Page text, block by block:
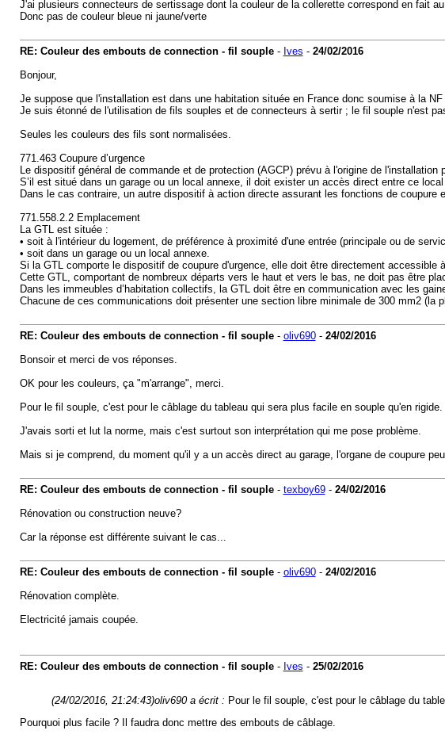
J'ai plusieurs connecteurs de sertissage dont la couleur de la collerette correspond en fait
Donc pas de couleur bleue ni jaune/verte
RE: Couleur des embouts de connection - fil souple- Ives - 24/02/2016
Bonjour,
Je suppose que l'installation est dans une habitation située en France donc soumise à la NF
Je suis étonné de l'utilisation de fils souples et de connecteurs à sertir ; le fil souple n'est
Seules les couleurs des fils sont normalisées.
771.463 Coupure d’urgence
Le dispositif général de commande et de protection (AGCP) prévu à l'origine de
S’il est situé dans un garage ou un local annexe, il doit exister un accès direct entre ce
Dans le cas contraire, un autre dispositif à action directe assurant les fonctions de
771.558.2.2 Emplacement
La GTL est située :
• soit à l'intérieur du logement, de préférence à proximité d'une entrée (principale ou de
• soit dans un garage ou un local annexe.
Si la GTL comporte le dispositif de coupure d'urgence, elle doit être directement accessible
Cette GTL, comportant de nombreux départs vers le haut et vers le bas, ne doit pas être
Dans les immeubles d’habitation collectifs, la GTL doit être en communication avec les
Chacune de ces communications doit présenter une section libre minimale de 300 mm2 (la
RE: Couleur des embouts de connection - fil souple- oliv690- 24/02/2016
Bonsoir et merci de vos réponses.
OK pour les couleurs, ça "m'arrange", merci.
Pour le fil souple, c'est pour le câblage du tableau qui sera plus facile en souple qu'en rigide.
J'avais sorti et lut la norme, mais c'est surtout son interprétation qui me pose problème.
Mais si je comprend, du moment qu'il y a un accès direct au garage, l'organe de coupure
RE: Couleur des embouts de connection - fil souple- texboy69- 24/02/2016
Rénovation ou construction neuve?
Car la réponse est différente suivant le cas...
RE: Couleur des embouts de connection - fil souple- oliv690- 24/02/2016
Rénovation complète.
Electricité jamais coupée.
RE: Couleur des embouts de connection - fil souple- Ives - 25/02/2016
(24/02/2016, 21:24:43)oliv690 a écrit : Pour le fil souple, c'est pour le câblage du
Pourquoi plus facile ? Il faudra donc mettre des embouts de câblage.